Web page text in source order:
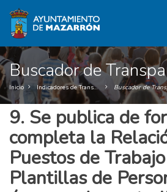
contenido
principal
de
la
página
Buscador de
Inicio Indicadores de Transparencia
9. Se publica de
completa la
Puestos de
Plantillas de